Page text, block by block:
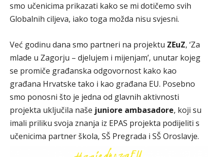
smo učenicima prikazati kako se mi dotičemo svih
Globalnih ciljeva, iako toga možda nisu svjesni.
Već godinu dana smo partneri na projektu ZEuZ, ‘Za
mlade u Zagorju – djelujem i mijenjam’, unutar kojeg
se promiče građanska odgovornost kako kao
građana Hrvatske tako i kao građana EU. Posebno
smo ponosni što je jedna od glavnih aktivnosti
projekta uključila naše juniore ambasadore, koji su
imali priliku svoja znanja iz EPAS projekta podijeliti s
učenicima partner škola, SŠ Pregrada i SŠ Oroslavje.